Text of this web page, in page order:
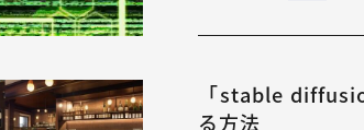
「stable
る方法